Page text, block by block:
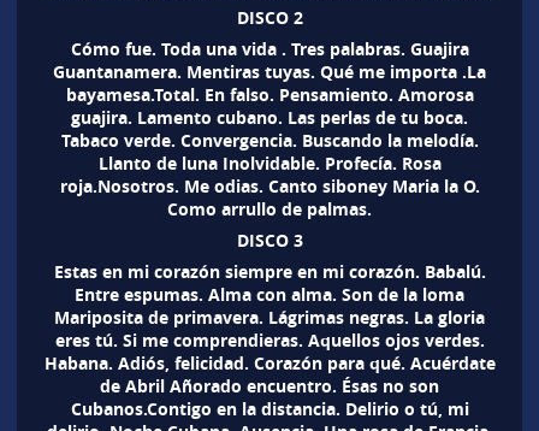
DISCO 2
Cómo fue. Toda una vida . Tres palabras. Guajira
Guantanamera. Mentiras tuyas. Qué me importa .La
bayamesa.Total. En falso. Pensamiento. Amorosa
guajira. Lamento cubano. Las perlas de tu boca.
Tabaco verde. Convergencia. Buscando la melodía.
Llanto de luna Inolvidable. Profecía. Rosa
roja.Nosotros. Me odias. Canto siboney Maria la O.
Como arrullo de palmas.
DISCO 3
Estas en mi corazón siempre en mi corazón. Babalú.
Entre espumas. Alma con alma. Son de la loma
Mariposita de primavera. Lágrimas negras. La gloria
eres tú. Si me comprendieras. Aquellos ojos verdes.
Habana. Adiós, felicidad. Corazón para qué. Acuérdate
de Abril Añorado encuentro. Ésas no son
Cubanos.Contigo en la distancia. Delirio o tú, mi